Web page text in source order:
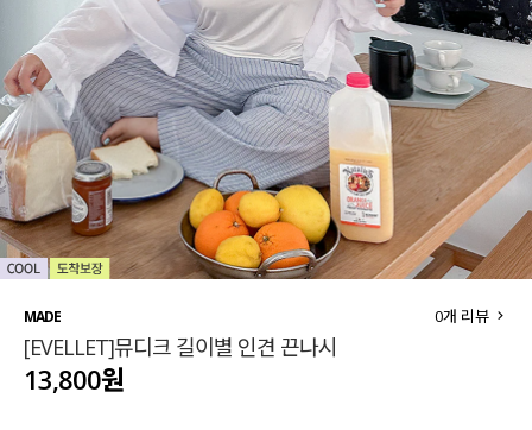
MADE
세트할인 ~30%
하객룩
살안타템
110사이즈
티셔츠
니트
블라우스
원피스
팬츠
스커트
언더웨어
MADE
[EVELLET]뮤디크 길이별 인견 끈나시
0개 리뷰
13,800원